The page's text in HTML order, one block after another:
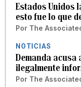
Estados Unidos
esto fue lo que
Por The
NOTICIAS
Demanda acusa
ilegalmente
Por The